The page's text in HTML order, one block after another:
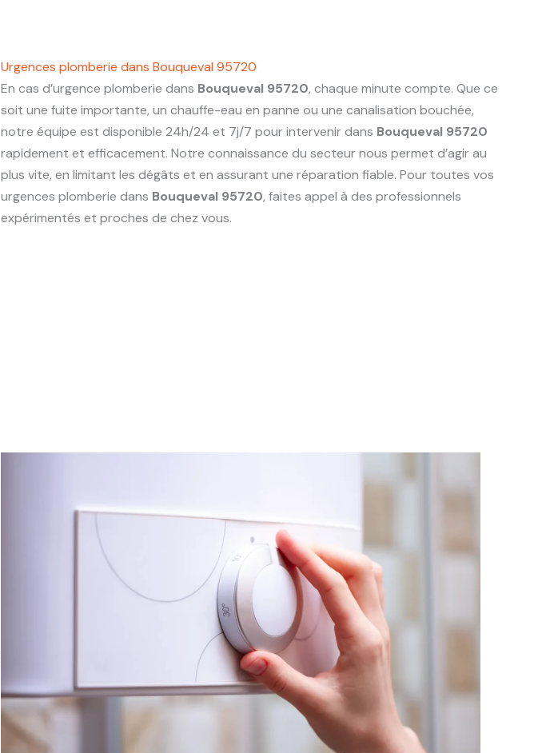
Urgences plomberie dans Bouqueval 95720
En cas d’urgence plomberie dans Bouqueval 95720, chaque minute compte. Que ce
soit une fuite importante, un chauffe-eau en panne ou une canalisation bouchée,
notre équipe est disponible 24h/24 et 7j/7 pour intervenir dans Bouqueval 95720
rapidement et efficacement. Notre connaissance du secteur nous permet d’agir au
plus vite, en limitant les dégâts et en assurant une réparation fiable. Pour toutes vos
urgences plomberie dans Bouqueval 95720, faites appel à des professionnels
expérimentés et proches de chez vous.